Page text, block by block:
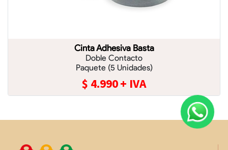
Cinta Adhesiva Basta
Doble Contacto
Paquete (5 Unidades)
$ 4.990+ IVA